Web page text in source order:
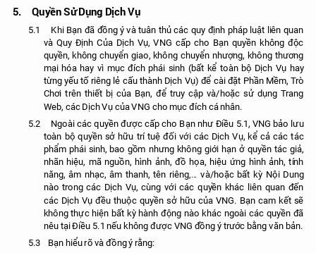
5. Quyền Sử Dụng Dịch Vụ
5.1 Khi Bạn đã đồng ý và tuân thủ các quy định pháp luật liên quan
và Quy Định Của Dịch Vụ, VNG cấp cho Bạn quyền không độc
quyền, không chuyển giao, không chuyển nhượng, không thương
mại hóa hay vì mục đích phái sinh (bất kể toàn bộ Dịch Vụ hay
từng yếu tố riêng lẻ cấu thành Dịch Vụ) để cài đặt Phần Mềm, Trò
Chơi trên thiết bị của Bạn, để truy cập và/hoặc sử dụng Trang
Web, các Dịch Vụ của VNG cho mục đích cá nhân.
5.2
Ngoài các quyền được cấp cho Bạn như Điều 5.1, VNG bảo lưu
toàn bộ quyền sở hữu trí tuệ đối với các Dịch Vụ, kể cả các tác
phẩm phái sinh, bao gồm nhưng không giới hạn ở quyền tác giả,
nhãn hiệu, mã nguồn, hình ảnh, đồ họa, hiệu ứng hình ảnh, tính
năng, âm nhạc, âm thanh, tên riêng,... và/hoặc bất kỳ Nội Dung
nào trong các Dịch Vụ, cùng với các quyền khác liên quan đến
các Dịch Vụ đều thuộc quyền sở hữu của VNG. Bạn cam kết sẽ
không thực hiện bất kỳ hành động nào khác ngoài các quyền đã
nêu tại Điều 5.1 nếu không được VNG đồng ý trước bằng văn bản.
5.3 Bạn hiểu rõ và đồng ý rằng: